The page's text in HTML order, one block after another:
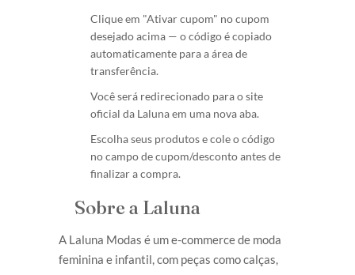
Clique em "Ativar cupom" no cupom
desejado acima — o código é copiado
automaticamente para a área de
transferência.
Você será redirecionado para o site
oficial da Laluna em uma nova aba.
Escolha seus produtos e cole o código
no campo de cupom/desconto antes de
finalizar a compra.
Sobre a Laluna
A Laluna Modas é um e-commerce de moda
feminina e infantil, com peças como calças,